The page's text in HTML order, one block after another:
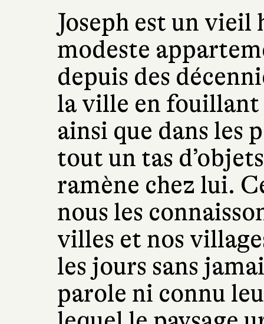
Joseph est un
modeste
depuis des
la ville en fouillant
ainsi que dans les
tout un tas
ramène chez lui.
nous les
villes et nos
les jours sans
parole ni connu